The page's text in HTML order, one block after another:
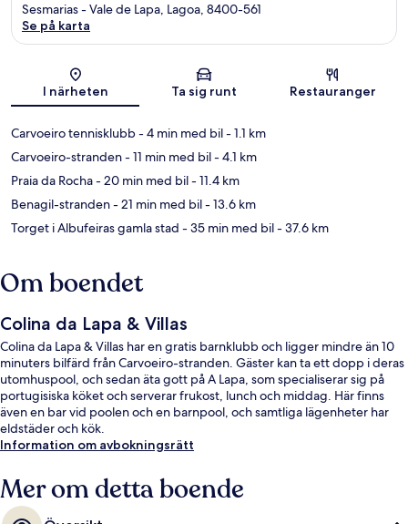
Karta
Sesmarias - Vale de Lapa, Lagoa, 8400-561
Se på karta
I närheten Ta sig runt Restauranger
Carvoeiro tennisklubb- 4 min med bil- 1.1 km
Carvoeiro-stranden- 11 min med bil- 4.1 km
Praia da Rocha- 20 min med bil- 11.4 km
Benagil-stranden- 21 min med bil- 13.6 km
Torget i Albufeiras gamla stad - 35 min med bil- 37.6 km
Om boendet
Colina da Lapa & Villas
Colina da Lapa & Villas har en gratis barnklubb och ligger mindre än 10
minuters bilfärd från Carvoeiro-stranden. Gäster kan ta ett dopp i deras
utomhuspool, och sedan äta gott på A Lapa, som specialiserar sig på
portugisiska köket och serverar frukost, lunch och middag. Här finns
även en bar vid poolen och en barnpool, och samtliga lägenheter har
eldstäder och kök.
Information om avbokningsrätt
Mer om detta boende